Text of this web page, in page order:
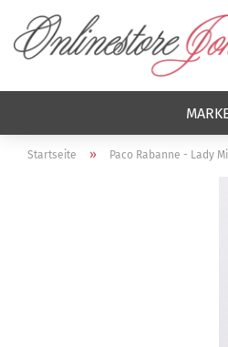
Startseite » Paco Rabanne - Lady